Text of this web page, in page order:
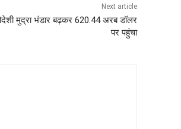
Next article
मुद्रा भंडार बढ़कर 620.44 अरब डॉलर
पर पहुंचा